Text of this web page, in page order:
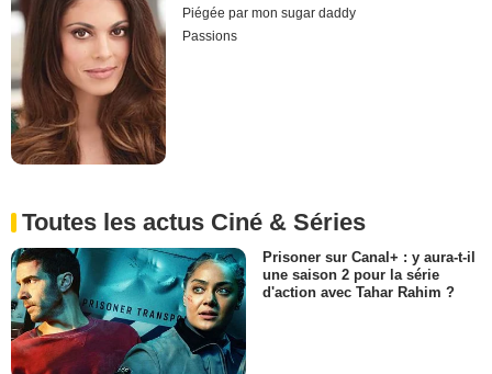
Piégée par mon sugar daddy
Passions
Toutes les actus Ciné & Séries
Prisoner sur Canal+ : y aura-t-il
une saison 2 pour la série
d'action avec Tahar Rahim ?